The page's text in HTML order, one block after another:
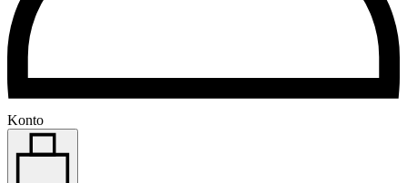
Konto